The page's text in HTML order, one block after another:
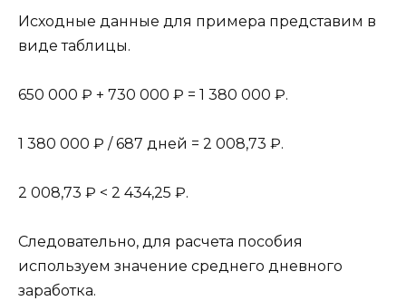
Исходные данные для примера представим в
виде таблицы.
650 000 ₽ + 730 000 ₽ = 1 380 000 ₽.
1 380 000 ₽ / 687 дней = 2 008,73 ₽.
2 008,73 ₽ < 2 434,25 ₽.
Следовательно, для расчета пособия
используем значение среднего дневного
заработка.